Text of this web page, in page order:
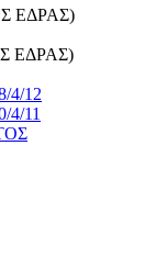
ΕΔΡΑΣ)
ΕΔΡΑΣ)
12
11